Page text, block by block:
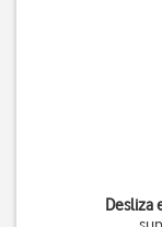
Desliza